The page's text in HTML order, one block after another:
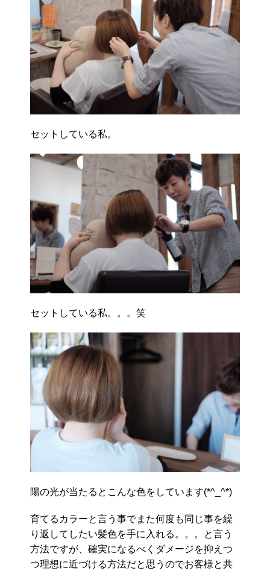
セットしている私。
セットしている私。。。笑
陽の光が当たるとこんな色をしています(*^_^*)
育てるカラーと言う事でまた何度も同じ事を繰
り返してしたい髪色を手に入れる。。。と言う
方法ですが、確実になるべくダメージを抑えつ
つ理想に近づける方法だと思うのでお客様と共